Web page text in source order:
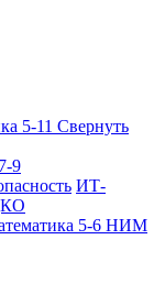
5-11 Свернуть
9
ИТ-
5-6 НИМ